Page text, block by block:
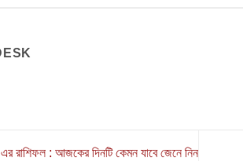
রাশিফল : আজকের দিনটি কেমন যাবে জেনে নিন